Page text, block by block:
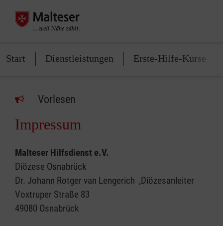
Start Dienstleistungen Erste-Hilfe-Kurse
Vorlesen
Impressum
Malteser Hilfsdienst e.V.
Diözese Osnabrück
Dr. Johann Rotger van Lengerich ,Diözesanleiter
Voxtruper Straße 83
49080 Osnabrück